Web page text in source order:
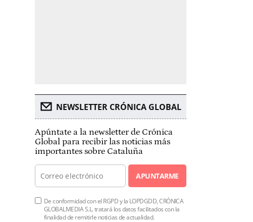
NEWSLETTER CRÓNICA GLOBAL
Apúntate a la newsletter de Crónica
Global para recibir las noticias más
importantes sobre Cataluña
APUNTARME
De conformidad con el RGPD y la LOPDGDD, CRÓNICA
GLOBALMEDIA S.L. tratará los datos facilitados con la
finalidad de remitirle noticias de actualidad.